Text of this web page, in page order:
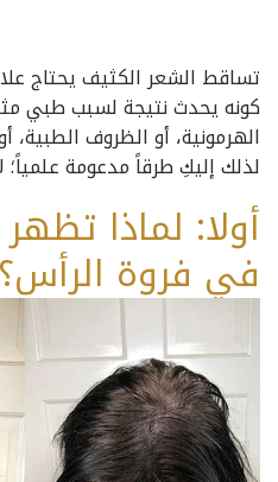
تساقط الشعر الكثيف يحتاج
كونه يحدث نتيجة لسبب طبي مثل:
الهرمونية، أو الظروف الطبية،
لذلك إليكِ طرقاً مدعومة علمياً؛
أولا: لماذا
في فروة الرأس؟